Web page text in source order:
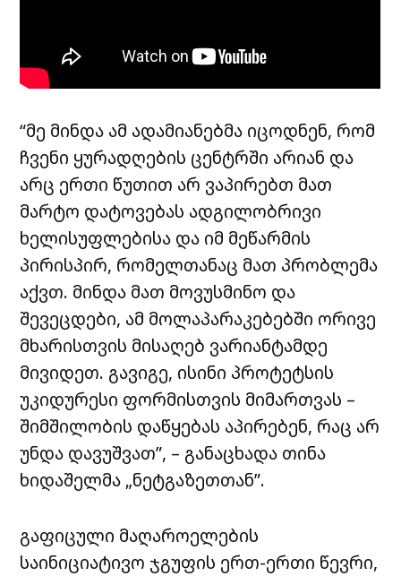
“მე მინდა ამ ადამიანებმა იცოდნენ, რომ
ჩვენი ყურადღების ცენტრში არიან და
არც ერთი წუთით არ ვაპირებთ მათ
მარტო დატოვებას ადგილობრივი
ხელისუფლებისა და იმ მეწარმის
პირისპირ, რომელთანაც მათ პრობლემა
აქვთ. მინდა მათ მოვუსმინო და
შევეცდები, ამ მოლაპარაკებებში ორივე
მხარისთვის მისაღებ ვარიანტამდე
მივიდეთ. გავიგე, ისინი პროტეტსის
უკიდურესი ფორმისთვის მიმართვას –
შიმშილობის დაწყებას აპირებენ, რაც არ
უნდა დავუშვათ”, – განაცხადა თინა
ხიდაშელმა „ნეტგაზეთთან”.
გაფიცული მაღაროელების
საინიციატივო ჯგუფის ერთ-ერთი წევრი,